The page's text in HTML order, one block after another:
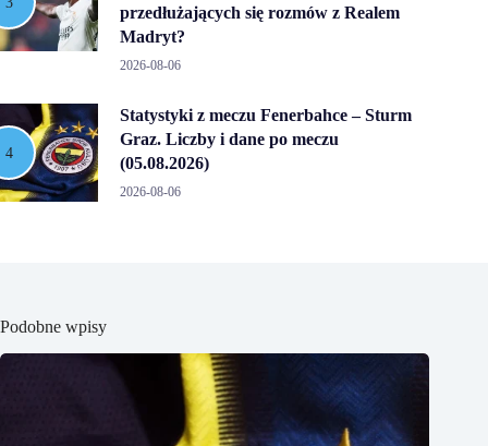
przedłużających się rozmów z Realem
Madryt?
2026-08-06
Statystyki z meczu Fenerbahce – Sturm
Graz. Liczby i dane po meczu
(05.08.2026)
2026-08-06
Podobne wpisy